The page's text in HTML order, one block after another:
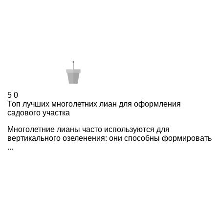
5 0
Топ лучших многолетних лиан для оформления
садового участка
Многолетние лианы часто используются для
вертикального озеленения: они способны формировать
...